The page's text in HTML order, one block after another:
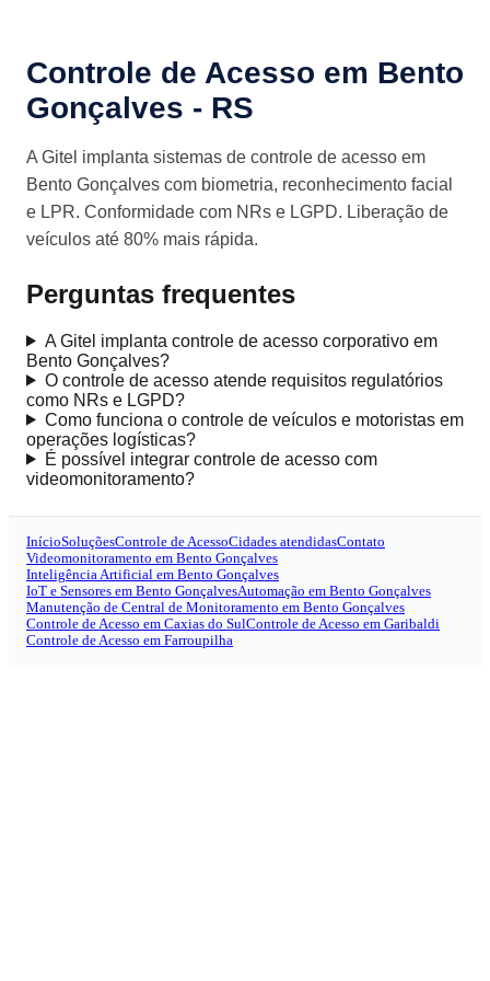
Controle de Acesso em Bento
Gonçalves - RS
A Gitel implanta sistemas de controle de acesso em
Bento Gonçalves com biometria, reconhecimento facial
e LPR. Conformidade com NRs e LGPD. Liberação de
veículos até 80% mais rápida.
Perguntas frequentes
A Gitel implanta controle de acesso corporativo em
Bento Gonçalves?
O controle de acesso atende requisitos regulatórios
como NRs e LGPD?
Como funciona o controle de veículos e motoristas em
operações logísticas?
É possível integrar controle de acesso com
videomonitoramento?
InícioSoluçõesControle de AcessoCidades atendidasContato
Videomonitoramento em Bento Gonçalves
Inteligência Artificial em Bento Gonçalves
IoT e Sensores em Bento GonçalvesAutomação em Bento Gonçalves
Manutenção de Central de Monitoramento em Bento Gonçalves
Controle de Acesso em Caxias do SulControle de Acesso em Garibaldi
Controle de Acesso em Farroupilha